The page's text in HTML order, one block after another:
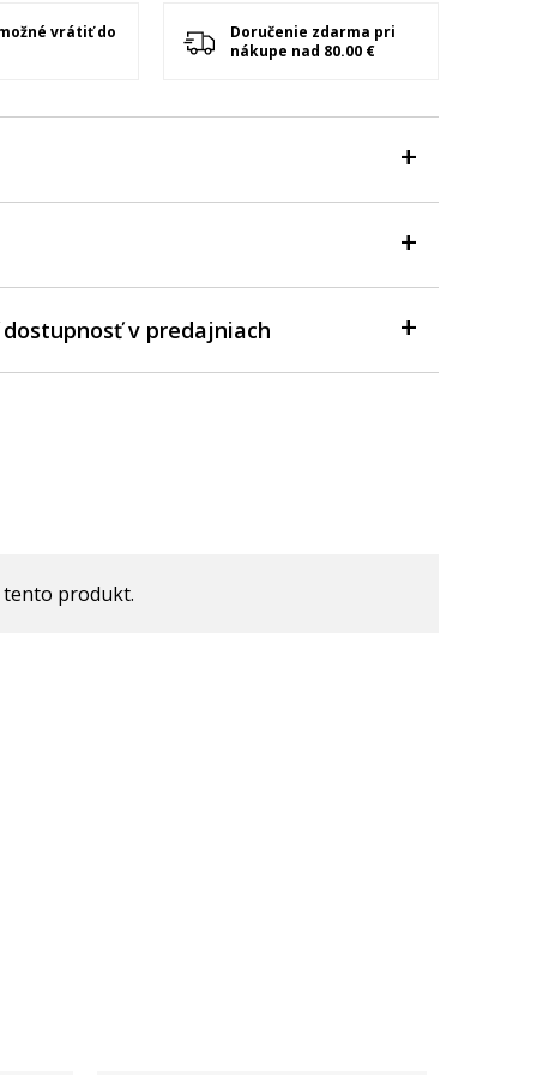
vrátiť do
Doručenie zdarma pri
nákupe nad 80.00 €
v predajniach
tento produkt.